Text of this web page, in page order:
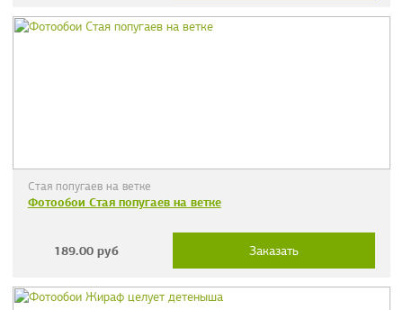
Стая попугаев на ветке
Фотообои Стая попугаев на ветке
189.00 руб Заказать